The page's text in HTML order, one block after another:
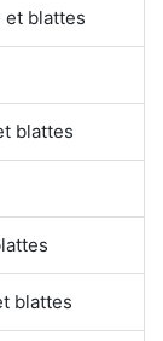
et blattes
blattes
blattes